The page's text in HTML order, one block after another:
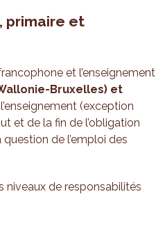
primaire et
et l’enseignement
Bruxelles) et
(exception
et de la fin de l’obligation
de l’emploi des
niveaux de responsabilités